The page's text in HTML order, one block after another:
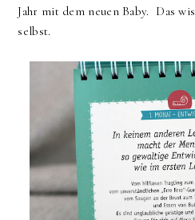
Jahr mit dem neuen Baby. Das
selbst.